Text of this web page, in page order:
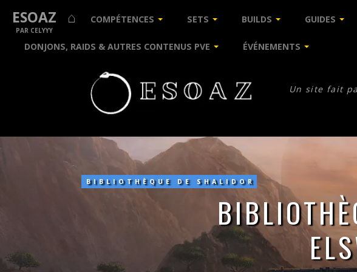
Un site fait
ESOAZ ⌂
PAR CELYYY
COMPÉTENCES SETS BUILDS GUIDES
DONJONS, RAIDS & AUTRES CONTENUS PVE ÉVÉNEMENTS
BIBLIOTHÈQUE DE SHALIDOR